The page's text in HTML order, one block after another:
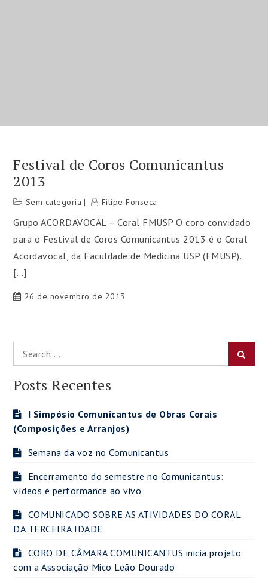
Festival de Coros Comunicantus
2013
Sem categoria Filipe Fonseca
Grupo ACORDAVOCAL – Coral FMUSP O coro convidado
para o Festival de Coros Comunicantus 2013 é o Coral
Acordavocal, da Faculdade de Medicina USP (FMUSP).
[…]
26 de novembro de 2013
Search
for:
Posts Recentes
I Simpósio Comunicantus de Obras Corais
(Composições e Arranjos)
Semana da voz no Comunicantus
Encerramento do semestre no Comunicantus:
vídeos e performance ao vivo
COMUNICADO SOBRE AS ATIVIDADES DO CORAL
DA TERCEIRA IDADE
CORO DE CÂMARA COMUNICANTUS inicia projeto
com a Associação Mico Leão Dourado